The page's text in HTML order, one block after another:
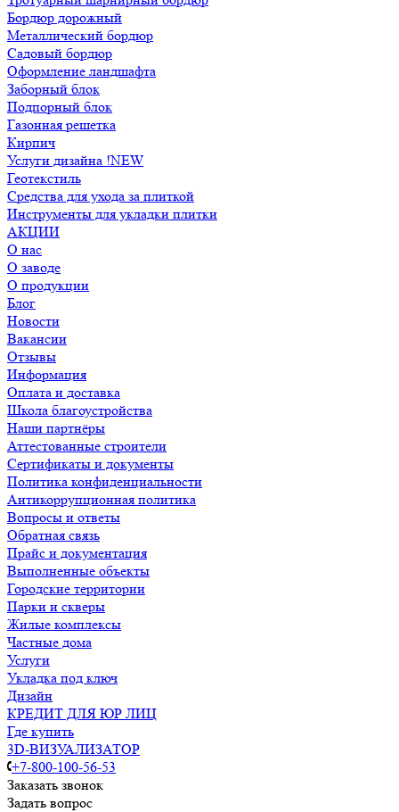
Бордюр дорожный
Металлический бордюр
Садовый бордюр
Оформление ландшафта
Заборный блок
Подпорный блок
Газонная решетка
Кирпич
Услуги дизайна !NEW
Геотекстиль
Средства для ухода за плиткой
Инструменты для укладки плитки
АКЦИИ
О нас
О заводе
О продукции
Блог
Новости
Вакансии
Отзывы
Информация
Оплата и доставка
Школа благоустройства
Наши партнёры
Аттестованные строители
Сертификаты и документы
Политика конфиденциальности
Антикоррупционная политика
Вопросы и ответы
Обратная связь
Прайс и документация
Выполненные объекты
Городские территории
Парки и скверы
Жилые комплексы
Частные дома
Услуги
Укладка под ключ
Дизайн
КРЕДИТ ДЛЯ ЮР ЛИЦ
Где купить
3D-ВИЗУАЛИЗАТОР
+7-800-100-56-53
Заказать звонок
Задать вопрос